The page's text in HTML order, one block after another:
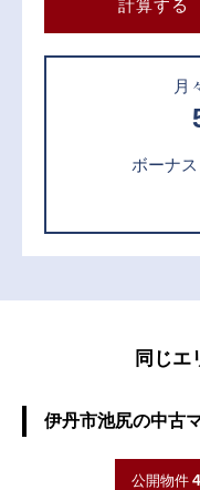
計算する
月
ボーナス
同じエ
伊丹市池尻の中古
公開物件 4